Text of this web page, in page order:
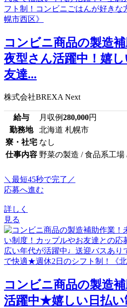
コンビニ商品の製造
夜型さん活躍中！嬉
友達...
株式会社BREXA Next
給与 月収例280,000円
勤務地
北海道 札幌市
寮・社宅 なし
仕事内容 野菜の製造 / 食品系工場
＼最短45秒で完了／
応募へ進む
詳しく
見る
コンビニ商品の製造
活躍中★嬉しい日払